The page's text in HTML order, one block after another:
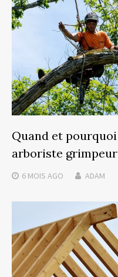
Quand et
arboriste grimpeur
6 MOIS AGO ADAM